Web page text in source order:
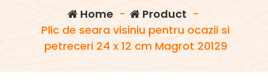
Home- Product -
Plic de seara visiniu pentru ocazii si
petreceri 24 x 12 cm Magrot 20129